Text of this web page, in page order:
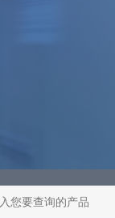
EOCRSE2-